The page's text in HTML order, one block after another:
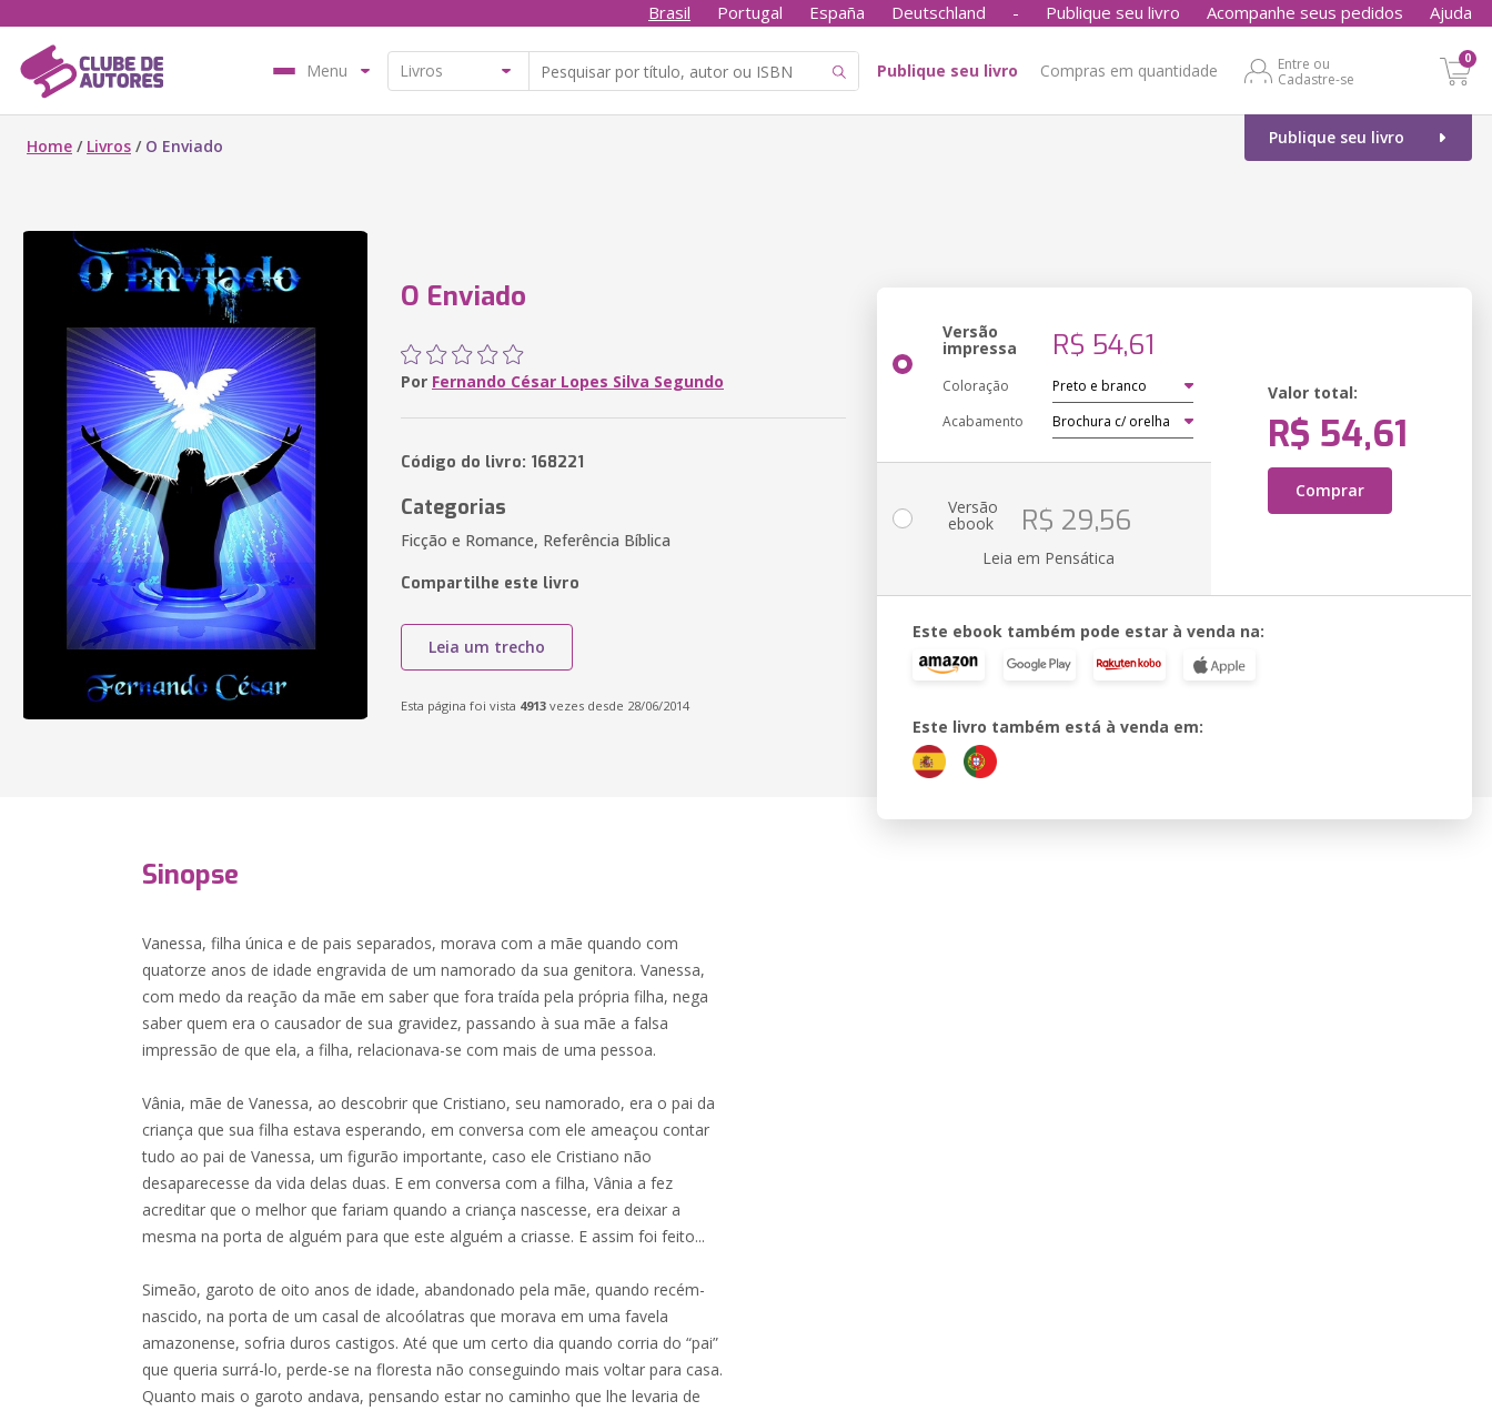
Brasil Portugal España Deutschland - Publique seu livro Acompanhe seus pedidos Ajuda
Menu Publique seu livro Compras em quantidade
Entre ou
Cadastre-se
0
Publique seu livro
Home / Livros / O Enviado
O Enviado
Por Fernando César Lopes Silva Segundo
Código do livro: 168221
Categorias
Ficção e Romance, Referência Bíblica
Compartilhe este livro
Leia um trecho
Esta página foi vista 4913 vezes desde 28/06/2014
Versão
impressa R$ 54,61
Coloração
Acabamento
Valor total:
R$ 54,61
Comprar
Versão
ebook R$ 29,56
Leia em Pensática
Este ebook também pode estar à venda na:
Este livro também está à venda em:
Sinopse
Vanessa, filha única e de pais separados, morava com a mãe quando com
quatorze anos de idade engravida de um namorado da sua genitora. Vanessa,
com medo da reação da mãe em saber que fora traída pela própria filha, nega
saber quem era o causador de sua gravidez, passando à sua mãe a falsa
impressão de que ela, a filha, relacionava-se com mais de uma pessoa.
Vânia, mãe de Vanessa, ao descobrir que Cristiano, seu namorado, era o pai da
criança que sua filha estava esperando, em conversa com ele ameaçou contar
tudo ao pai de Vanessa, um figurão importante, caso ele Cristiano não
desaparecesse da vida delas duas. E em conversa com a filha, Vânia a fez
acreditar que o melhor que fariam quando a criança nascesse, era deixar a
mesma na porta de alguém para que este alguém a criasse. E assim foi feito...
Simeão, garoto de oito anos de idade, abandonado pela mãe, quando recém-
nascido, na porta de um casal de alcoólatras que morava em uma favela
amazonense, sofria duros castigos. Até que um certo dia quando corria do “pai”
que queria surrá-lo, perde-se na floresta não conseguindo mais voltar para casa.
Quanto mais o garoto andava, pensando estar no caminho que lhe levaria de